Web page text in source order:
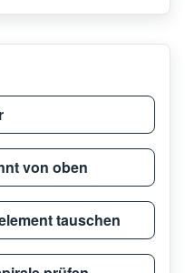
von oben
tauschen